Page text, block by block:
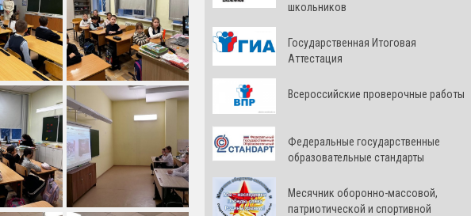
школьников
Государственная Итоговая
Аттестация
Всероссийские проверочные работы
Федеральные государственные
образовательные стандарты
Месячник оборонно-массовой,
патриотической и спортивной